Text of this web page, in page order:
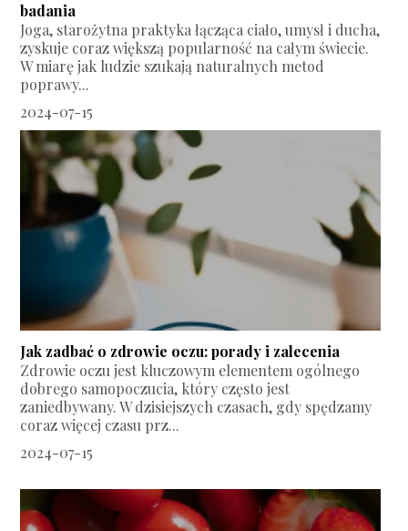
badania
Joga, starożytna praktyka łącząca ciało, umysł i ducha,
zyskuje coraz większą popularność na całym świecie.
W miarę jak ludzie szukają naturalnych metod
poprawy...
2024-07-15
Jak zadbać o zdrowie oczu: porady i zalecenia
Zdrowie oczu jest kluczowym elementem ogólnego
dobrego samopoczucia, który często jest
zaniedbywany. W dzisiejszych czasach, gdy spędzamy
coraz więcej czasu prz...
2024-07-15